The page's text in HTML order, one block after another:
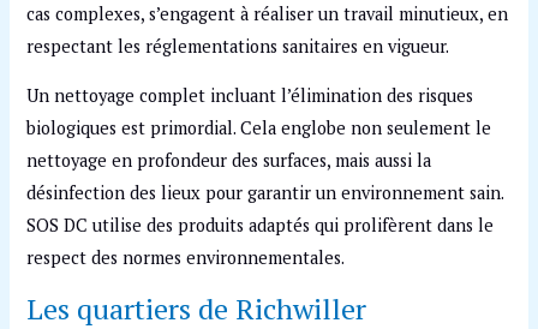
cas complexes, s’engagent à réaliser un travail minutieux, en
respectant les réglementations sanitaires en vigueur.
Un nettoyage complet incluant l’élimination des risques
biologiques est primordial. Cela englobe non seulement le
nettoyage en profondeur des surfaces, mais aussi la
désinfection des lieux pour garantir un environnement sain.
SOS DC utilise des produits adaptés qui prolifèrent dans le
respect des normes environnementales.
Les quartiers de Richwiller